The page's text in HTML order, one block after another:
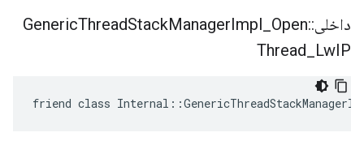
داخلی::
GenericThreadStackManagerImpl Open
Thread LwIP
friend class